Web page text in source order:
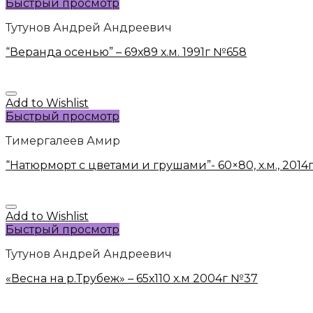
Быстрый просмотр
Тутунов Андрей Андреевич
“Веранда осенью” – 69х89 х.м. 1991г №658
Add to Wishlist
Быстрый просмотр
Тимергалеев Амир
“Натюрморт с цветами и грушами”- 60×80, х.м.,
Add to Wishlist
Быстрый просмотр
Тутунов Андрей Андреевич
«Весна на р.Трубеж» – 65х110 х.м 2004г №37